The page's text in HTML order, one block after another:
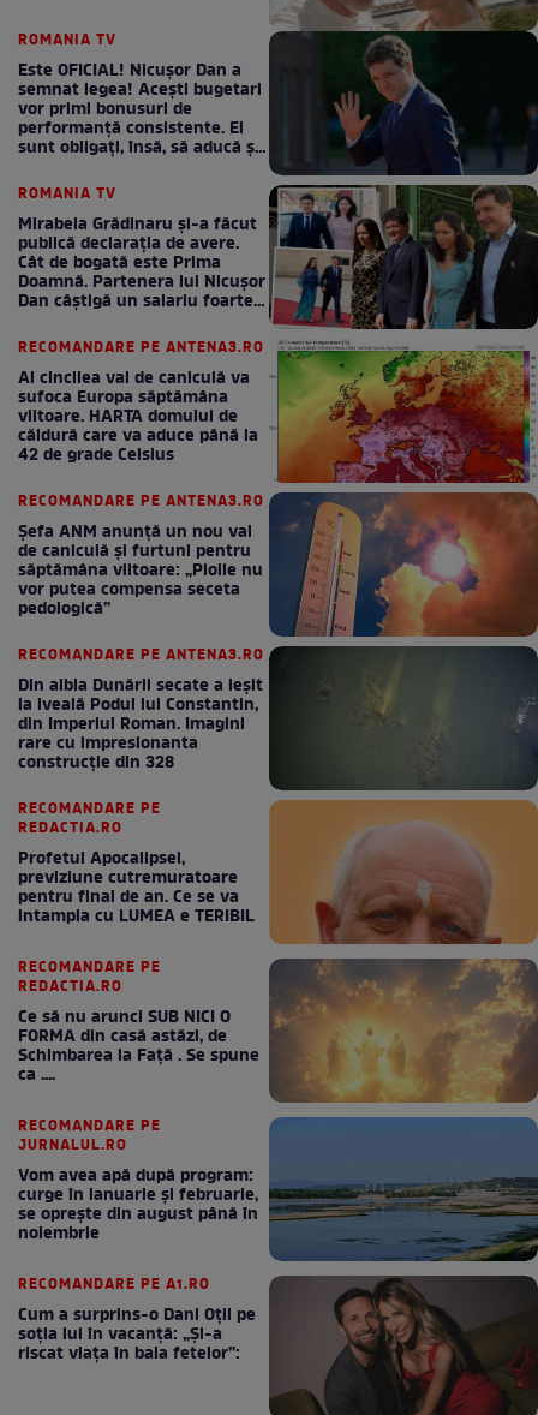
ROMANIA TV
Este OFICIAL! Nicușor Dan a
semnat legea! Acești bugetari
vor primi bonusuri de
performanță consistente. Ei
sunt obligați, însă, să aducă și
bani la bugetul de stat
ROMANIA TV
Mirabela Grădinaru și-a făcut
publică declarația de avere.
Cât de bogată este Prima
Doamnă. Partenera lui Nicușor
Dan câștigă un salariu foarte
bun în fiecare lună!
RECOMANDARE PE ANTENA3.RO
Al cincilea val de caniculă va
sufoca Europa săptămâna
viitoare. HARTA domului de
căldură care va aduce până la
42 de grade Celsius
RECOMANDARE PE ANTENA3.RO
Șefa ANM anunță un nou val
de caniculă și furtuni pentru
săptămâna viitoare: „Ploile nu
vor putea compensa seceta
pedologică”
RECOMANDARE PE ANTENA3.RO
Din albia Dunării secate a ieșit
la iveală Podul lui Constantin,
din Imperiul Roman. Imagini
rare cu impresionanta
construcție din 328
RECOMANDARE PE
REDACTIA.RO
Profetul Apocalipsei,
previziune cutremuratoare
pentru final de an. Ce se va
intampla cu LUMEA e TERIBIL
RECOMANDARE PE
REDACTIA.RO
Ce să nu arunci SUB NICI O
FORMA din casă astăzi, de
Schimbarea la Față . Se spune
ca ....
RECOMANDARE PE
JURNALUL.RO
Vom avea apă după program:
curge în ianuarie și februarie,
se oprește din august până în
noiembrie
RECOMANDARE PE A1.RO
Cum a surprins-o Dani Oțil pe
soția lui în vacanță: „Și-a
riscat viața în baia fetelor”: